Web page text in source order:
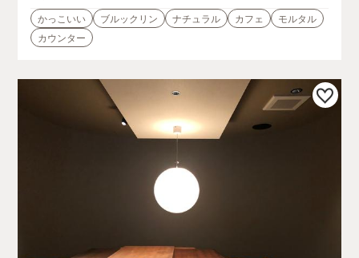
かっこいい
ブルックリン ナチュラル カフェ
モルタル
カウンター